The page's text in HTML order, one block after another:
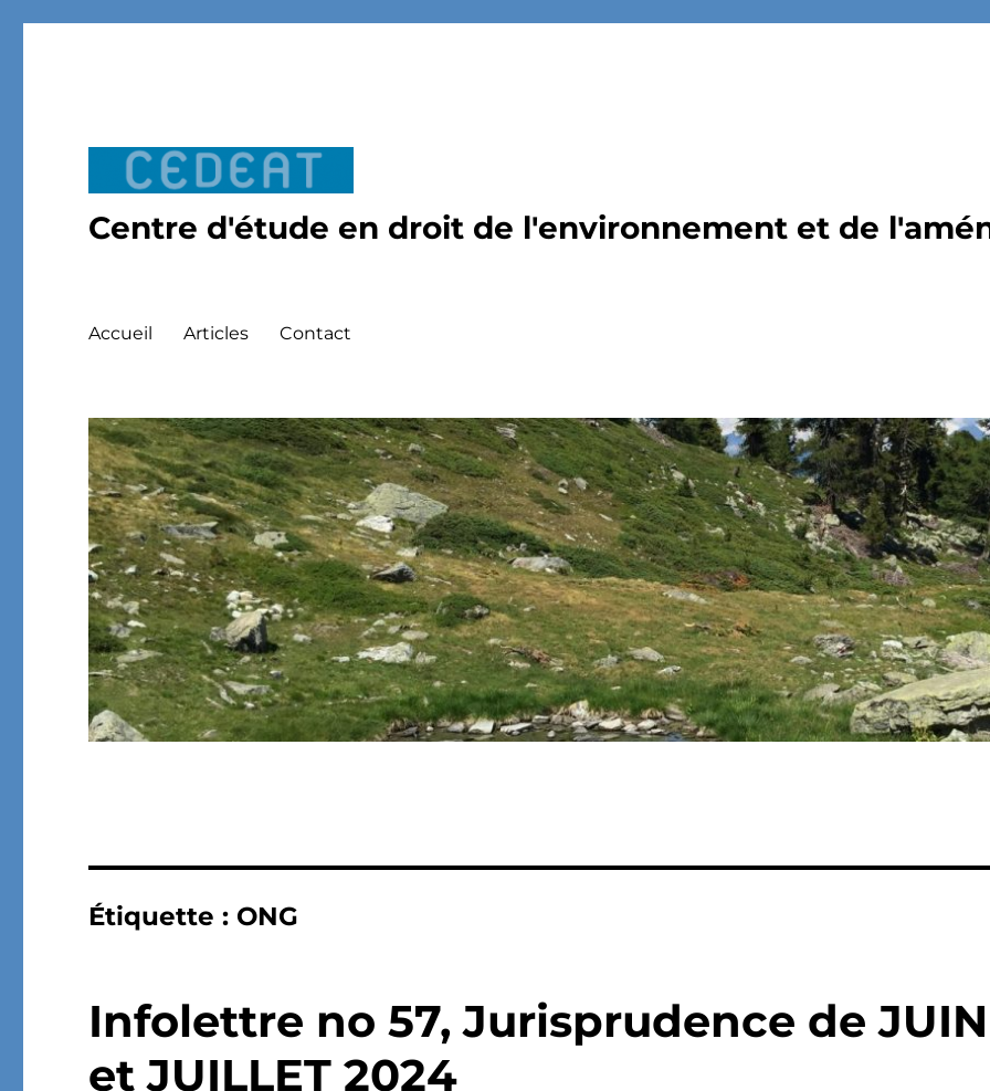
Centre d'étude en droit de l'environnement et de
Accueil Articles Contact
Étiquette : ONG
Infolettre no 57, Jurisprudence de JUIN
et JUILLET 2024